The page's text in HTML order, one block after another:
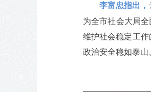
李富忠指出，
为全市社会大局
维护社会稳定工
政治安全稳如泰山